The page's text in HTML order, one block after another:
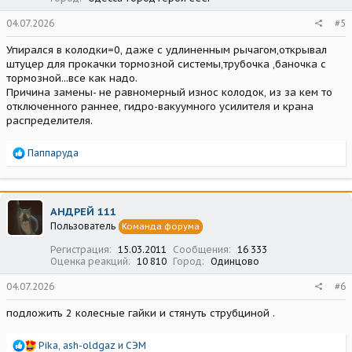
04.07.2026 #5
Упирался в колодки=0, даже с удлиненным рычагом,открывал
штуцер для прокачки тормозной системы,трубочка ,баночка с
тормозной...все как надо.
Причина замены- не равномерный износ колодок, из за кем то
отключенного раннее, гидро-вакуумного усилителя и крана
распределителя.
Р
а
к
ц
и
и
Паппаруда
АНДРЕЙ 111
Пользователь Команда форума
Регистрация 15.03.2011 Сообщения
16 333
Оценка реакций
10 810 Город Одинцово
04.07.2026 #6
подложить 2 колесные гайки и стянуть струбциной .
Р
Pika ash-oldgaz и СЭМ